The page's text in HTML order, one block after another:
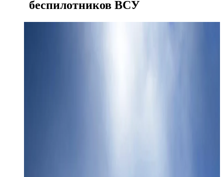
беспилотников ВСУ